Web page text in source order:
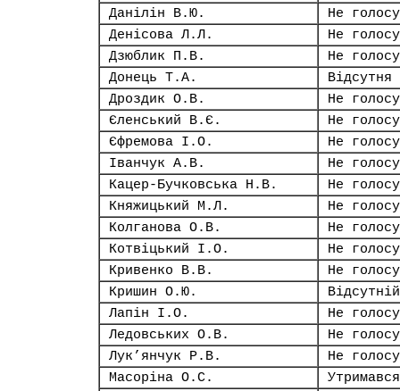
Данілін В.Ю.
Не
Денісова Л.Л.
Не
Дзюблик П.В.
Не
Донець Т.А.
Відсутня
Дроздик О.В.
Не
Єленський В.Є.
Не
Єфремова І.О.
Не
Іванчук А.В.
Не
Кацер-Бучковська Н.В.
Не
Княжицький М.Л.
Не
Колганова О.В.
Не
Котвіцький І.О.
Не
Кривенко В.В.
Не
Кришин О.Ю.
Відсутній
Лапін І.О.
Не
Ледовських О.В.
Не
Лук’янчук Р.В.
Не
Масоріна О.С.
Утримався